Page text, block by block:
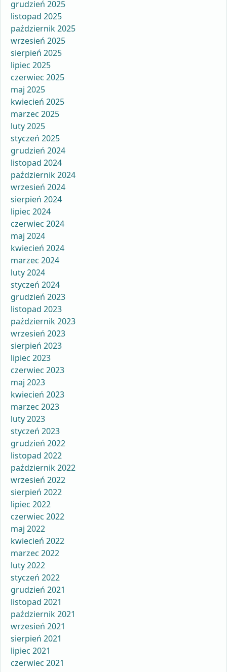
grudzień 2025
listopad 2025
październik 2025
wrzesień 2025
sierpień 2025
lipiec 2025
czerwiec 2025
maj 2025
kwiecień 2025
marzec 2025
luty 2025
styczeń 2025
grudzień 2024
listopad 2024
październik 2024
wrzesień 2024
sierpień 2024
lipiec 2024
czerwiec 2024
maj 2024
kwiecień 2024
marzec 2024
luty 2024
styczeń 2024
grudzień 2023
listopad 2023
październik 2023
wrzesień 2023
sierpień 2023
lipiec 2023
czerwiec 2023
maj 2023
kwiecień 2023
marzec 2023
luty 2023
styczeń 2023
grudzień 2022
listopad 2022
październik 2022
wrzesień 2022
sierpień 2022
lipiec 2022
czerwiec 2022
maj 2022
kwiecień 2022
marzec 2022
luty 2022
styczeń 2022
grudzień 2021
listopad 2021
październik 2021
wrzesień 2021
sierpień 2021
lipiec 2021
czerwiec 2021